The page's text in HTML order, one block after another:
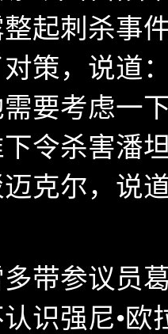
起刺杀事
策，说道
要考虑一
令杀害潘
克尔，说
带参议员
识强尼•